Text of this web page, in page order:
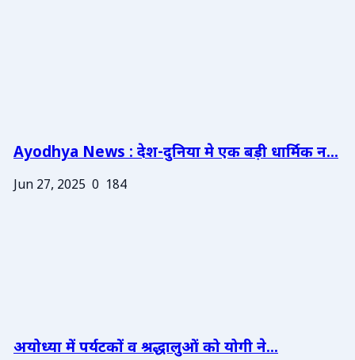
Ayodhya News : देश-दुनिया मे एक बड़ी धार्मिक न...
Jun 27, 2025 0 184
अयोध्या में पर्यटकों व श्रद्धालुओं को योगी ने...